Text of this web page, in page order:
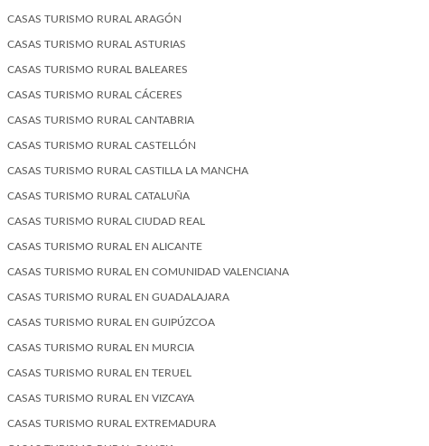
CASAS TURISMO RURAL ARAGÓN
CASAS TURISMO RURAL ASTURIAS
CASAS TURISMO RURAL BALEARES
CASAS TURISMO RURAL CÁCERES
CASAS TURISMO RURAL CANTABRIA
CASAS TURISMO RURAL CASTELLÓN
CASAS TURISMO RURAL CASTILLA LA MANCHA
CASAS TURISMO RURAL CATALUÑA
CASAS TURISMO RURAL CIUDAD REAL
CASAS TURISMO RURAL EN ALICANTE
CASAS TURISMO RURAL EN COMUNIDAD VALENCIANA
CASAS TURISMO RURAL EN GUADALAJARA
CASAS TURISMO RURAL EN GUIPÚZCOA
CASAS TURISMO RURAL EN MURCIA
CASAS TURISMO RURAL EN TERUEL
CASAS TURISMO RURAL EN VIZCAYA
CASAS TURISMO RURAL EXTREMADURA